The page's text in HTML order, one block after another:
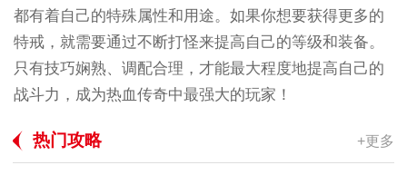
都有着自己的特殊属性和用途。如果你想要获得更多的
特戒，就需要通过不断打怪来提高自己的等级和装备。
只有技巧娴熟、调配合理，才能最大程度地提高自己的
战斗力，成为热血传奇中最强大的玩家！
热门攻略 +更多